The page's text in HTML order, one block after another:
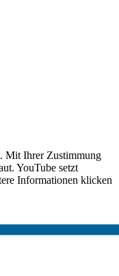
Mit Ihrer Zustimmung
YouTube setzt
Informationen klicken